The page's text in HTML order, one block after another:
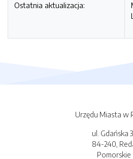
Ostatnia aktualizacja:
Urzędu Miasta w
ul. Gdańska
84-240,
Pomorskie